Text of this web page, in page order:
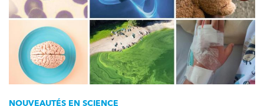
NOUVEAUTÉS EN SCIENCE